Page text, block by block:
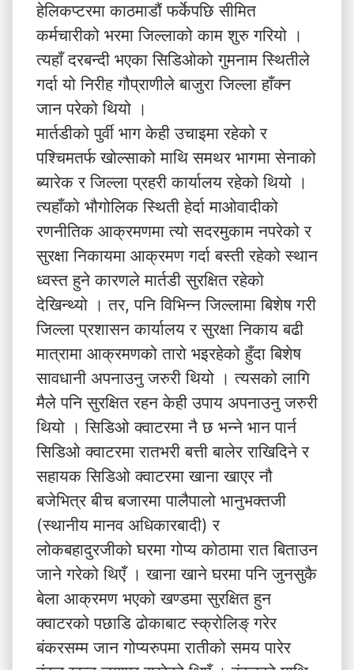
हेलिकप्टरमा काठमाडौं फर्केपछि सीमित
कर्मचारीको भरमा जिल्लाको काम शुरु गरियो ।
त्यहाँ दरबन्दी भएका सिडिओको गुमनाम स्थितीले
गर्दा यो निरीह गौप्राणीले बाजुरा जिल्ला हाँक्न
जान परेको थियो ।
मार्तडीको पुर्वी भाग केही उचाइमा रहेको र
पश्चिमतर्फ खोल्साको माथि समथर भागमा सेनाको
ब्यारेक र जिल्ला प्रहरी कार्यालय रहेको थियो ।
त्यहाँको भौगोलिक स्थिती हेर्दा माओवादीको
रणनीतिक आक्रमणमा त्यो सदरमुकाम नपरेको र
सुरक्षा निकायमा आक्रमण गर्दा बस्ती रहेको स्थान
ध्वस्त हुने कारणले मार्तडी सुरक्षित रहेको
देखिन्थ्यो । तर, पनि विभिन्न जिल्लामा बिशेष गरी
जिल्ला प्रशासन कार्यालय र सुरक्षा निकाय बढी
मात्रामा आक्रमणको तारो भइरहेको हुँदा बिशेष
सावधानी अपनाउनु जरुरी थियो । त्यसको लागि
मैले पनि सुरक्षित रहन केही उपाय अपनाउनु जरुरी
थियो । सिडिओ क्वाटरमा नै छ भन्ने भान पार्न
सिडिओ क्वाटरमा रातभरी बत्ती बालेर राखिदिने र
सहायक सिडिओ क्वाटरमा खाना खाएर नौ
बजेभित्र बीच बजारमा पालैपालो भानुभक्तजी
(स्थानीय मानव अधिकारबादी) र
लोकबहादुरजीको घरमा गोप्य कोठामा रात बिताउन
जाने गरेको थिएँ । खाना खाने घरमा पनि जुनसुकै
बेला आक्रमण भएको खण्डमा सुरक्षित हुन
क्वाटरको पछाडि ढोकाबाट स्क्रोलिङ् गरेर
बंकरसम्म जान गोप्यरुपमा रातीको समय पारेर